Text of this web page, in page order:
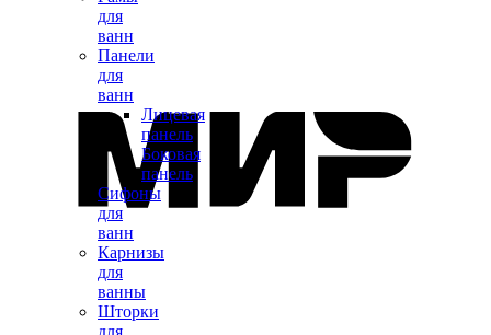
для
ванн
Панели
для
ванн
Лицевая
панель
Боковая
панель
Сифоны
для
ванн
Карнизы
для
ванны
Шторки